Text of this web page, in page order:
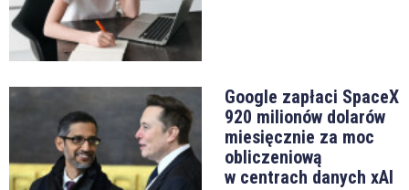
Google zapłaci SpaceX
920 milionów dolarów
miesięcznie za moc
obliczeniową
w centrach danych xAI